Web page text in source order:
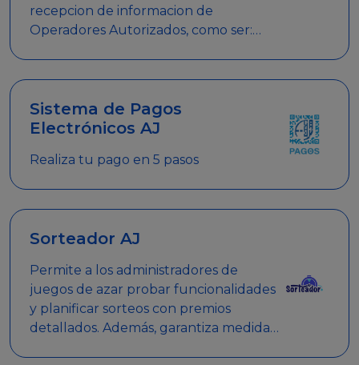
recepcion de informacion de
Operadores Autorizados, como ser:
Sistema de Pagos
Electrónicos AJ
Realiza tu pago en 5 pasos
Sorteador AJ
Permite a los administradores de
juegos de azar probar funcionalidades
y planificar sorteos con premios
detallados. Además, garantiza medidas